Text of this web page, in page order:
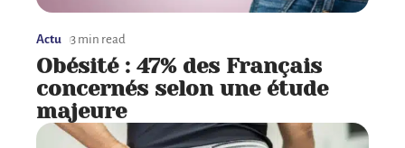
Actu 3 min read
Obésité : 47% des Français
concernés selon une étude
majeure